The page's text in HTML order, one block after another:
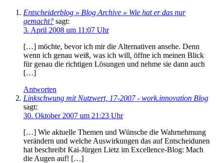
Entscheiderblog » Blog Archive » Wie hat er das nur
gemacht? sagt:
3. April 2008 um 11:07 Uhr
[…] möchte, bevor ich mir die Alternativen ansehe. Denn
wenn ich genau weiß, was ich will, öffne ich meinen Blick
für genau die richtigen Lösungen und nehme sie dann auch
[…]
Antworten
Linkschwung mit Nutzwert, 17-2007 - work.innovation Blog
sagt:
30. Oktober 2007 um 21:23 Uhr
[…] Wie aktuelle Themen und Wünsche die Wahrnehmung
verändern und welche Auswirkungen das auf Entscheidunen
hat beschreibt Kai-Jürgen Lietz im Excellence-Blog: Mach
die Augen auf! […]